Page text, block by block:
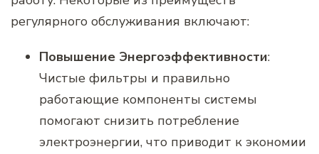
регулярного обслуживания включают:
Повышение Энергоэффективности:
Чистые фильтры и правильно
работающие компоненты системы
помогают снизить потребление
электроэнергии, что приводит к экономии